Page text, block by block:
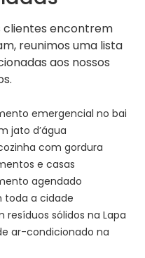
clientes encontrem
reunimos uma lista
aos nossos
emergencial no bai
jato d’água
com gordura
e casas
agendado
toda a cidade
sólidos na Lapa
ar-condicionado na